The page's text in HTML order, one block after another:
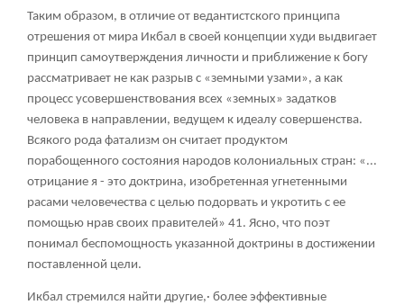
Таким образом, в отличие от ведантистского принципа
отрешения от мира Икбал в своей концепции худи выдвигает
принцип самоутверждения личности и приближение к богу
рассматривает не как разрыв с «земными узами», а как
процесс усовершенствования всех «земных» задатков
человека в направлении, ведущем к идеалу совершенства.
Всякого рода фатализм он считает продуктом
порабощенного состояния народов колониальных стран: «...
отрицание я - это доктрина, изобретенная угнетенными
расами человечества с целью подорвать и укротить с ее
помощью нрав своих правителей» 41. Ясно, что поэт
понимал беспомощность указанной доктрины в достижении
поставленной цели.
Икбал стремился найти другие,· более эффективные